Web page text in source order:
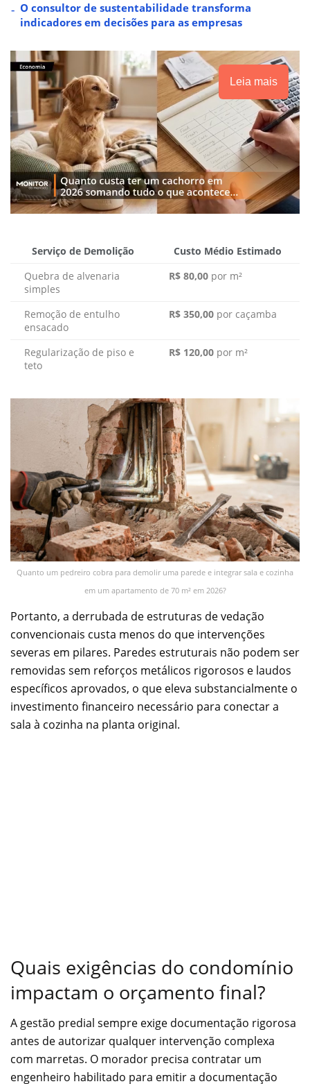
O consultor de sustentabilidade transforma
indicadores em decisões para as empresas
Leia mais
Serviço de Demolição
Custo Médio Estimado
Quebra de alvenaria
simples
R$ 80,00 por m²
Remoção de entulho
ensacado
R$ 350,00 por caçamba
Regularização de piso e
teto
R$ 120,00 por m²
Quanto um pedreiro cobra para demolir uma parede e integrar sala e cozinha
em um apartamento de 70 m² em 2026?
Portanto, a derrubada de estruturas de vedação
convencionais custa menos do que intervenções
severas em pilares. Paredes estruturais não podem ser
removidas sem reforços metálicos rigorosos e laudos
específicos aprovados, o que eleva substancialmente o
investimento financeiro necessário para conectar a
sala à cozinha na planta original.
Quais exigências do condomínio
impactam o orçamento final?
A gestão predial sempre exige documentação rigorosa
antes de autorizar qualquer intervenção complexa
com marretas. O morador precisa contratar um
engenheiro habilitado para emitir a documentação